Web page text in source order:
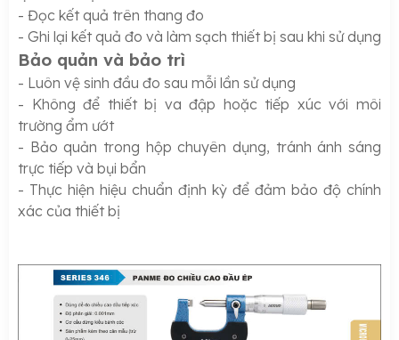
- Đọc kết quả trên thang đo
- Ghi lại kết quả đo và làm sạch thiết bị sau khi sử dụng
Bảo quản và bảo trì
- Luôn vệ sinh đầu đo sau mỗi lần sử dụng
- Không để thiết bị va đập hoặc tiếp xúc với môi
trường ẩm ướt
- Bảo quản trong hộp chuyên dụng, tránh ánh sáng
trực tiếp và bụi bẩn
- Thực hiện hiệu chuẩn định kỳ để đảm bảo độ chính
xác của thiết bị